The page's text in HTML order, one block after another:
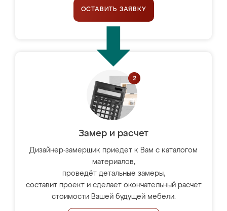
ОСТАВИТЬ ЗАЯВКУ
Замер и расчет
Дизайнер-замерщик приедет к Вам с каталогом
материалов,
проведёт детальные замеры,
составит проект и сделает окончательный расчёт
стоимости Вашей будущей мебели.